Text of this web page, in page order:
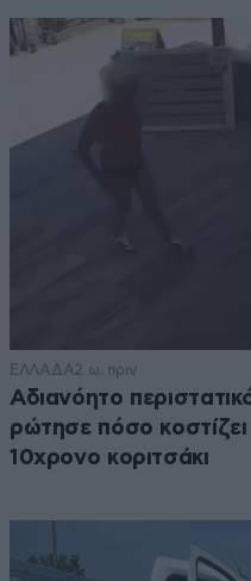
ΕΛΛΑΔΑ2 ω. πριν
Αδιανόητο
ρώτησε πόσο
10χρονο κοριτσάκι